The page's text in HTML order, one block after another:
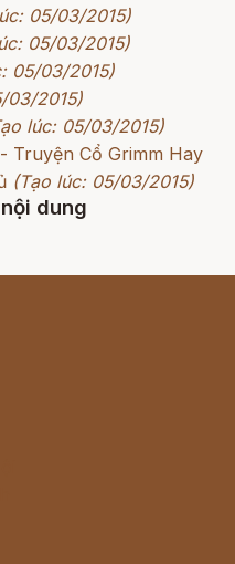
05/03/2015)
05/03/2015)
05/03/2015)
03/2015)
lúc: 05/03/2015)
Truyện Cổ Grimm Hay
(Tạo lúc: 05/03/2015)
dung